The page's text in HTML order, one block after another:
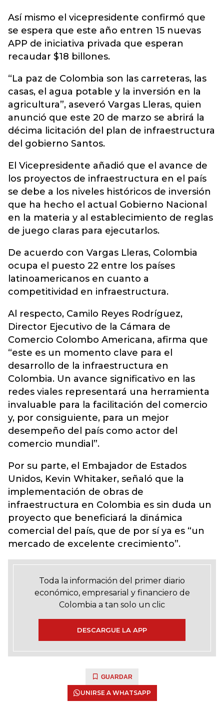
Así mismo el vicepresidente confirmó que
se espera que este año entren 15 nuevas
APP de iniciativa privada que esperan
recaudar $18 billones.
“La paz de Colombia son las carreteras, las
casas, el agua potable y la inversión en la
agricultura”, aseveró Vargas Lleras, quien
anunció que este 20 de marzo se abrirá la
décima licitación del plan de infraestructura
del gobierno Santos.
El Vicepresidente añadió que el avance de
los proyectos de infraestructura en el país
se debe a los niveles históricos de inversión
que ha hecho el actual Gobierno Nacional
en la materia y al establecimiento de reglas
de juego claras para ejecutarlos.
De acuerdo con Vargas Lleras, Colombia
ocupa el puesto 22 entre los países
latinoamericanos en cuanto a
competitividad en infraestructura.
Al respecto, Camilo Reyes Rodríguez,
Director Ejecutivo de la Cámara de
Comercio Colombo Americana, afirma que
“este es un momento clave para el
desarrollo de la infraestructura en
Colombia. Un avance significativo en las
redes viales representará una herramienta
invaluable para la facilitación del comercio
y, por consiguiente, para un mejor
desempeño del país como actor del
comercio mundial”.
Por su parte, el Embajador de Estados
Unidos, Kevin Whitaker, señaló que la
implementación de obras de
infraestructura en Colombia es sin duda un
proyecto que beneficiará la dinámica
comercial del país, que de por sí ya es “un
mercado de excelente crecimiento”.
Toda la información del primer diario
económico, empresarial y financiero de
Colombia a tan solo un clic
DESCARGUE LA APP
GUARDAR
UNIRSE A WHATSAPP